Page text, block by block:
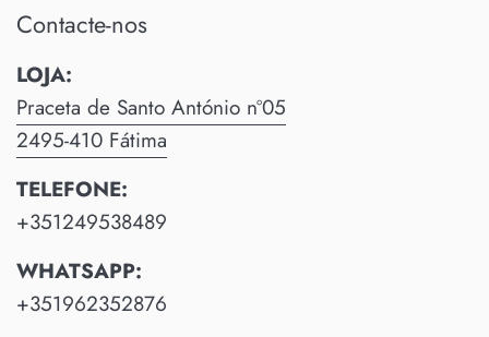
Contacte-nos
LOJA:
Praceta de Santo António nº05
2495-410 Fátima
TELEFONE:
+351249538489
WHATSAPP:
+351962352876